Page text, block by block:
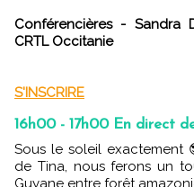
Conférencières - Sandra
CRTL Occitanie
S'INSCRIRE
16h00 - 17h00 En direct
Sous le soleil exactement 😎 en compagnie de Sonia et
de Tina, nous ferons un
Guyane entre forêt